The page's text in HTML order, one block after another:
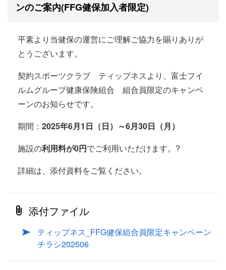
ンのご案内(FFG健保加入者限定)
平素より当健保の運営にご理解ご協力を賜りありが
とうございます。
契約スポーツクラブ ティップネスより、富士フイ
ルムグループ健康保険組合 組合員限定のキャンペ
ーンのお知らせです。
期間： 2025年6月1日（日）～6月30日（月）
施設の利用料が0円でご利用いただけます。?
詳細は、添付資料をご覧ください。
添付ファイル
ティップネス_FFG健保組合員限定キャンペーン
チラシ202506